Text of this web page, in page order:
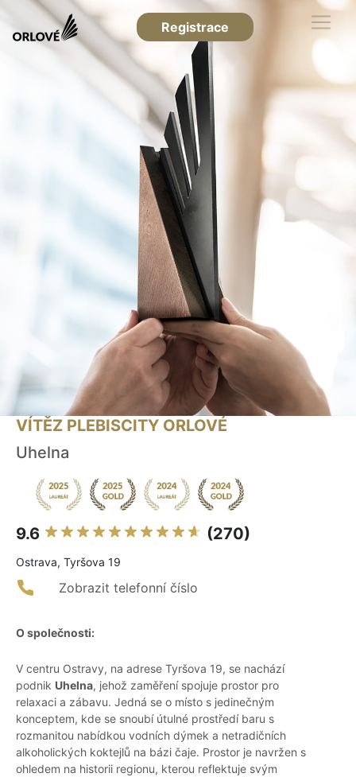
Registrace
VÍTĚZ PLEBISCITY ORLOVÉ
Uhelna
9.6 (270)
Ostrava, Tyršova 19
Zobrazit telefonní číslo
O společnosti:
V centru Ostravy, na adrese Tyršova 19, se nachází
podnik Uhelna, jehož zaměření spojuje prostor pro
relaxaci a zábavu. Jedná se o místo s jedinečným
konceptem, kde se snoubí útulné prostředí baru s
rozmanitou nabídkou vodních dýmek a netradičních
alkoholických koktejlů na bázi čaje. Prostor je navržen s
ohledem na historii regionu, kterou reflektuje svým